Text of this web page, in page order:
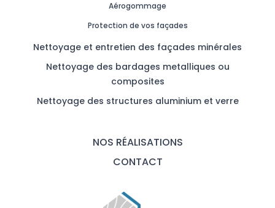
Aérogommage
Protection de vos façades
Nettoyage et entretien des façades minérales
Nettoyage des bardages metalliques ou
composites
Nettoyage des structures aluminium et verre
NOS RÉALISATIONS
CONTACT